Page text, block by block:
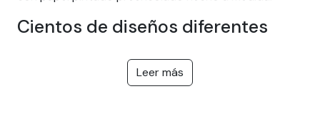
Cientos de diseños diferentes
adhesivos fáciles de instalar con temas como selva
tropical, naturaleza, fantasía, niños, textura, paisaje... ¡y
Leer más